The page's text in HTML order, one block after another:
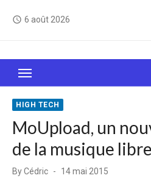
access_time 6 août 2026
Le Web, c'est comme une
sait jamais sur quoi
HIGH TECH
MoUpload, un
de la musique libre
ByCédric
Posted
14 mai 2015